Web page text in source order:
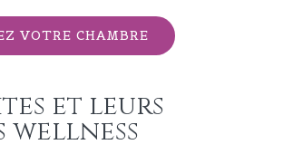
VOTRE CHAMBRE
et leurs
wellness